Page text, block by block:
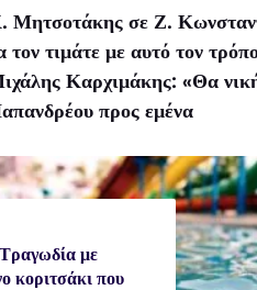
Μητσοτάκης σε Ζ.
τον τιμάτε με αυτό τον
Καρχιμάκης: «Θα
προς εμένα
με
κοριτσάκι που